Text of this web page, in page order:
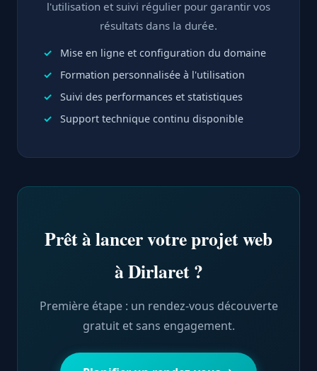
l'utilisation et suivi régulier pour garantir vos
résultats dans la durée.
Mise en ligne et configuration du domaine
Formation personnalisée à l'utilisation
Suivi des performances et statistiques
Support technique continu disponible
Prêt à lancer votre projet web
à Dirlaret ?
Première étape : un rendez-vous découverte
gratuit et sans engagement.